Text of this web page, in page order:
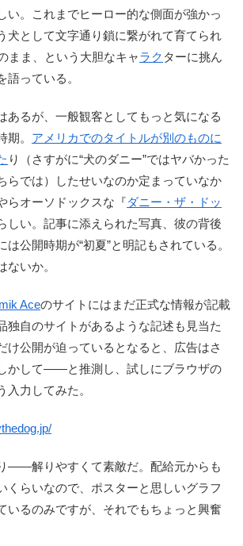
い。これまでヒーロー的な側面が強かっ
犬として文字通り鎖に繋がれて育てられ
まま、という大胆なキャラク ターに挑ん
語っている。
るが、一般観客としてもっと気になる
。 アメリカでのタイトルが別のものに
り（さすがに“犬のダニー”ではヤバかった
らでは）したせいなのか定まっていなか
らオーソドックスな『ダニー・ザ・ドッ
しい。記事に添えられた写真、彼の背後
は公開時期が“初夏”と明記もされている。
ないか。
Aceのサイトにはまだ正式な情報が記載
独自のサイトがあるような記述も見当た
け公開が迫っているとなると、広告はさ
かして――と推測し、試しにブラウザの
入力してみた。
――解りやすくて素敵だ。配給元からも
くらいなので、ポスターと思しいグラフ
いるのみですが、それでもちょっと興奮